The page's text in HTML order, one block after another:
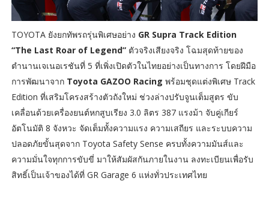
TOYOTA ยังยกทัพรถรุ่นพิเศษอย่าง GR Supra Track Edition
“The Last Roar of Legend” ตัวจริงเสียงจริง โฉมสุดท้ายของ
ตำนานเจเนอเรชันที่ 5 ที่เพิ่งเปิดตัวในไทยอย่างเป็นทางการ โดยฝีมือ
การพัฒนาจาก Toyota GAZOO Racing พร้อมชุดแต่งพิเศษ Track
Edition ที่เสริมโครงสร้างตัวถังใหม่ ช่วงล่างปรับจูนเต็มสูตร ขับ
เคลื่อนด้วยเครื่องยนต์หกสูบเรียง 3.0 ลิตร 387 แรงม้า จับคู่เกียร์
อัตโนมัติ 8 จังหวะ จัดเต็มทั้งความแรง ความเสถียร และระบบความ
ปลอดภัยขั้นสุดจาก Toyota Safety Sense ครบทั้งความมันส์และ
ความมั่นใจทุกการขับขี่ มาให้สัมผัสกันภายในงาน ลงทะเบียนเพื่อรับ
สิทธิ์เป็นเจ้าของได้ที่ GR Garage 6 แห่งทั่วประเทศไทย